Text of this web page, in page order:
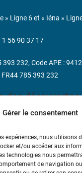
Gérer le consentement
expériences, nous utilisons
et/ou accéder aux
technologies nous
de navigation
des découvertes
de
» Ligne 6 et « Iéna »
1 56 90 37 17
393 232, Code APE :
785 393 232